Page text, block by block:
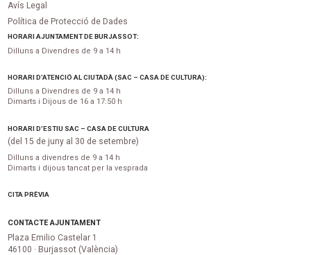
Avís Legal
Política de Protecció de Dades
HORARI AJUNTAMENT DE BURJASSOT:
Dilluns a Divendres de 9 a 14 h
HORARI D’ATENCIÓ AL CIUTADÀ (SAC – CASA DE CULTURA):
Dilluns a Divendres de 9 a 14 h
Dimarts i Dijous de 16 a 17:50 h
HORARI D’ESTIU SAC – CASA DE CULTURA
(del 15 de juny al 30 de setembre)
Dilluns a divendres de 9 a 14 h
Dimarts i dijous tancat per la vesprada
CITA PRÈVIA
CONTACTE AJUNTAMENT
Plaza Emilio Castelar 1
46100 · Burjassot (València)